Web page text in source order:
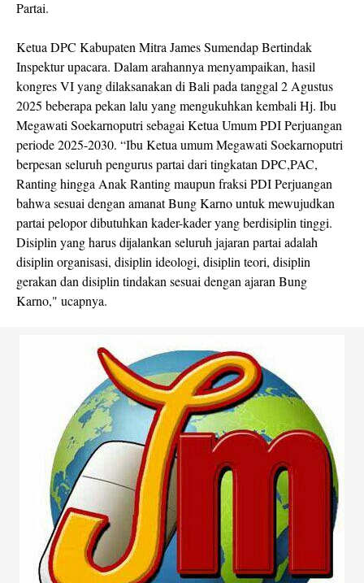
Partai.
Ketua DPC Kabupaten Mitra James Sumendap Bertindak
Inspektur upacara. Dalam arahannya menyampaikan, hasil
kongres VI yang dilaksanakan di Bali pada tanggal 2 Agustus
2025 beberapa pekan lalu yang mengukuhkan kembali Hj. Ibu
Megawati Soekarnoputri sebagai Ketua Umum PDI Perjuangan
periode 2025-2030. “Ibu Ketua umum Megawati Soekarnoputri
berpesan seluruh pengurus partai dari tingkatan DPC,PAC,
Ranting hingga Anak Ranting maupun fraksi PDI Perjuangan
bahwa sesuai dengan amanat Bung Karno untuk mewujudkan
partai pelopor dibutuhkan kader-kader yang berdisiplin tinggi.
Disiplin yang harus dijalankan seluruh jajaran partai adalah
disiplin organisasi, disiplin ideologi, disiplin teori, disiplin
gerakan dan disiplin tindakan sesuai dengan ajaran Bung
Karno," ucapnya.